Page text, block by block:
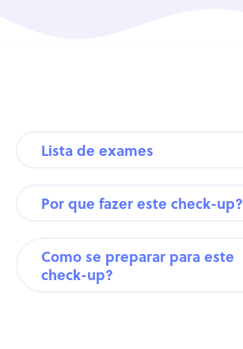
Lista de exames
Por que fazer este check-up?
Como se preparar para este
check-up?